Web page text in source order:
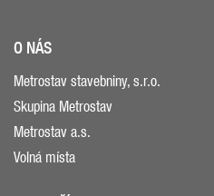
O NÁS
Metrostav stavebniny, s.r.o.
Skupina Metrostav
Metrostav a.s.
Volná místa